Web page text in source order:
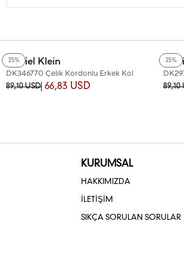
25%
+3Renk
Daniel Klein
DK346770 Çelik Kordonlu Erkek Kol
Saati
89,10 USD 66,83 USD
25%
+2Renk
Saati
89,10
KURUMSAL
HAKKIMIZDA
İLETİŞİM
SIKÇA SORULAN SORULAR